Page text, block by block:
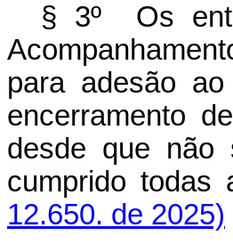
§ 3º Os
para adesão
encerramento
desde que
cumprido
12.650. de 2025)